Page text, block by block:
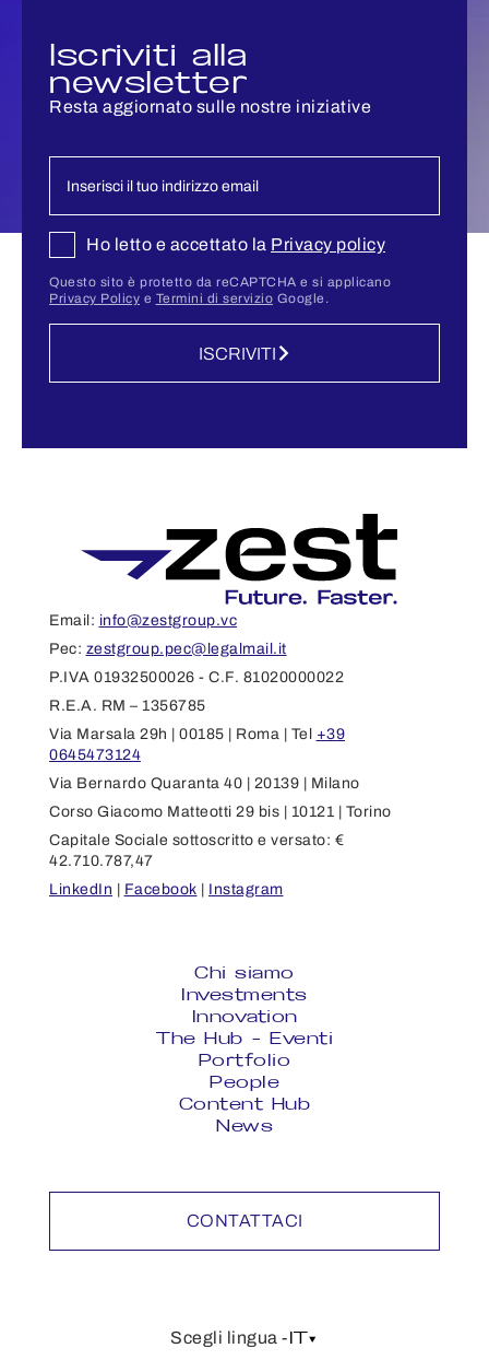
Iscriviti alla
newsletter
Resta aggiornato sulle nostre iniziative
ISCRIVITI
Ho letto e accettato la Privacy policy
Questo sito è protetto da reCAPTCHA e si applicano
Privacy Policy e Termini di servizio Google.
Email: info@zestgroup.vc
Pec: zestgroup.pec@legalmail.it
P.IVA 01932500026 - C.F. 81020000022
R.E.A. RM – 1356785
Via Marsala 29h | 00185 | Roma | Tel +39
0645473124
Via Bernardo Quaranta 40 | 20139 | Milano
Corso Giacomo Matteotti 29 bis | 10121 | Torino
Capitale Sociale sottoscritto e versato: €
42.710.787,47
LinkedIn | Facebook | Instagram
Chi siamo
Investments
Innovation
The Hub - Eventi
Portfolio
People
Content Hub
News
CONTATTACI
Scegli lingua -IT